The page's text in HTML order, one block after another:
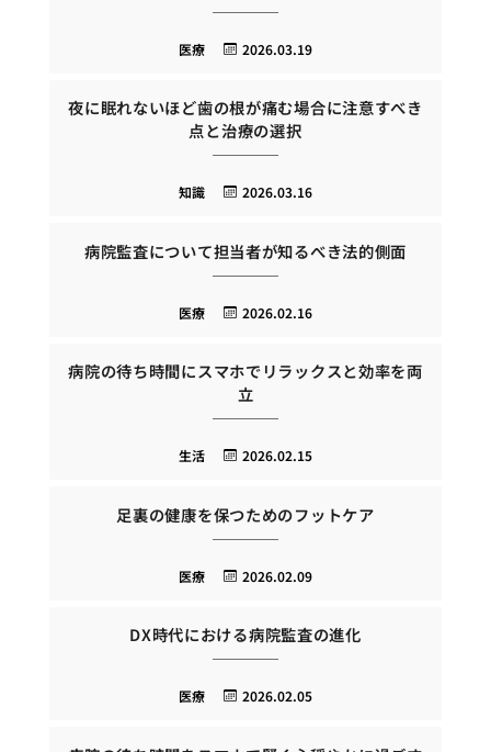
2026.03.19
医療
夜に眠れないほど歯の根が痛む場合に注意すべき
点と治療の選択
2026.03.16
知識
病院監査について担当者が知るべき法的側面
2026.02.16
医療
病院の待ち時間にスマホでリラックスと効率を両
立
2026.02.15
生活
足裏の健康を保つためのフットケア
2026.02.09
医療
DX時代における病院監査の進化
2026.02.05
医療